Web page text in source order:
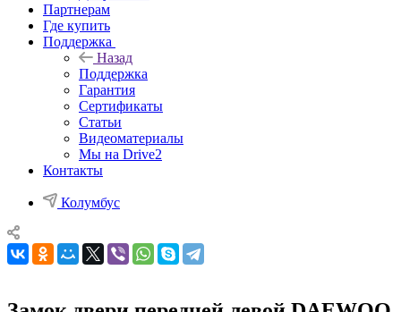
Партнерам
Где купить
Поддержка
Назад
Поддержка
Гарантия
Сертификаты
Статьи
Видеоматериалы
Мы на Drive2
Контакты
Колумбус